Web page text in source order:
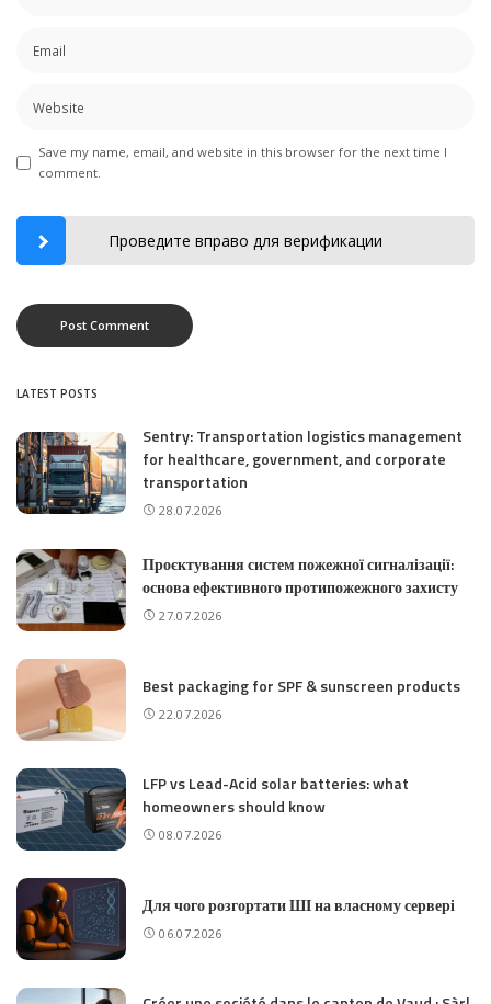
Save my name, email, and website in this browser for the next time I
comment.
Проведите вправо для верификации
LATEST POSTS
Sentry: Transportation logistics management
for healthcare, government, and corporate
transportation
28.07.2026
Проєктування систем пожежної сигналізації:
основа ефективного протипожежного захисту
27.07.2026
Best packaging for SPF & sunscreen products
22.07.2026
LFP vs Lead-Acid solar batteries: what
homeowners should know
08.07.2026
Для чого розгортати ШІ на власному сервері
06.07.2026